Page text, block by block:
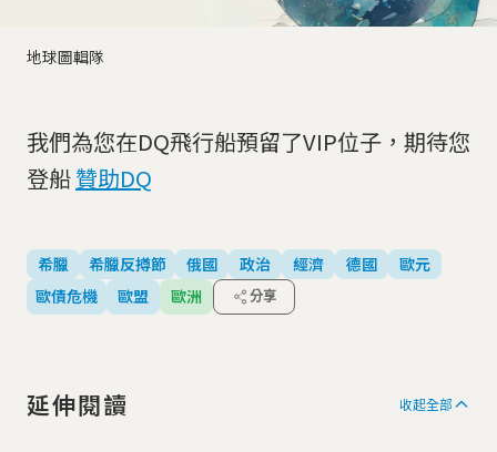
地球圖輯隊
我們為您在DQ飛行船預留了VIP位子，期待您
登船贊助DQ
希臘 希臘反撙節 俄國 政治 經濟 德國
歐元
歐債危機
歐盟 歐洲 分享
延伸閱讀 收起全部